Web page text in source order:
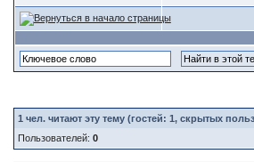
1 чел. читают эту тему (гостей: 1, скрытых
Пользователей: 0